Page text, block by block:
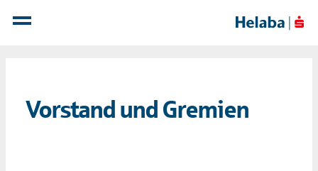
Vorstand und Gremien